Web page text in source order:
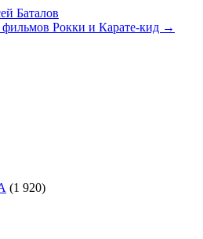
Баталов
фильмов Рокки и Карате-кид →
(1 920)